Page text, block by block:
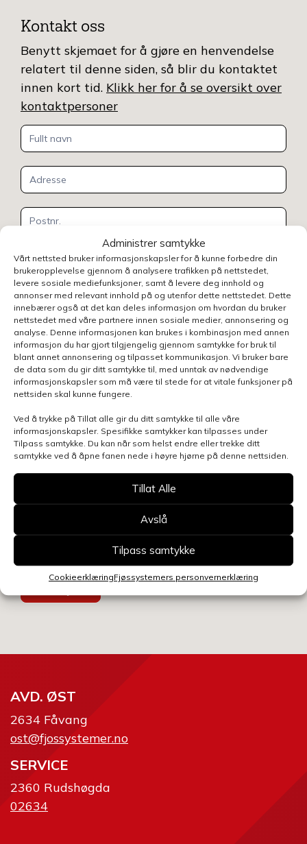
Administrer samtykke
Vårt nettsted bruker informasjonskapsler for å kunne forbedre din
brukeropplevelse gjennom å analysere trafikken på nettstedet,
levere sosiale mediefunksjoner, samt å levere deg innhold og
annonser med relevant innhold på og utenfor dette nettstedet. Dette
innebærer også at det kan deles informasjon om hvordan du bruker
nettstedet med våre partnere innen sosiale medier, annonsering og
analyse. Denne informasjonen kan brukes i kombinasjon med annen
informasjon du har gjort tilgjengelig gjennom samtykke for bruk til
blant annet annonsering og tilpasset kommunikasjon. Vi bruker bare
de data som du gir ditt samtykke til, med unntak av nødvendige
informasjonskapsler som må være til stede for at vitale funksjoner på
nettsiden skal kunne fungere.
Ved å trykke på Tillat alle gir du ditt samtykke til alle våre
informasjonskapsler. Spesifikke samtykker kan tilpasses under
Tilpass samtykke. Du kan når som helst endre eller trekke ditt
samtykke ved å åpne fanen nede i høyre hjørne på denne nettsiden.
Tillat Alle
Avslå
Tilpass samtykke
CookieerklæringFjøssystemers personvernerklæring
Kontakt oss
Benytt skjemaet for å gjøre en henvendelse
relatert til denne siden, så blir du kontaktet
innen kort tid. Klikk her for å se oversikt over
kontaktpersoner
Kontakt
oss
Henvendelsen gjelder
Velg avdeling
AVD. ØST
2634 Fåvang
ost@fjossystemer.no
SERVICE
2360 Rudshøgda
02634